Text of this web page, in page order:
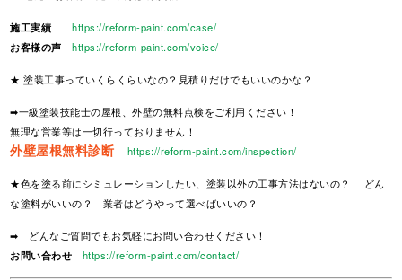
施工実績
https://reform-paint.com/case/
お客様の声
https://reform-paint.com/voice/
★ 塗装工事っていくらくらいなの？見積りだけでもいいのかな？
➡一級塗装技能士の屋根、外壁の無料点検をご利用ください！
無理な営業等は一切行っておりません！
外壁屋根無料診断 https://reform-paint.com/inspection/
★色を塗る前にシミュレーションしたい、塗装以外の工事方法はないの？ どん
な塗料がいいの？ 業者はどうやって選べばいいの？
➡ どんなご質問でもお気軽にお問い合わせください！
お問い合わせ
https://reform-paint.com/contact/